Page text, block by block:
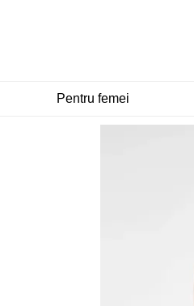
Pentru femei